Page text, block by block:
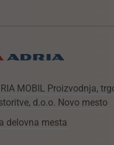
MOBIL Proizvodnja,
d.o.o. Novo mesto
delovna mesta